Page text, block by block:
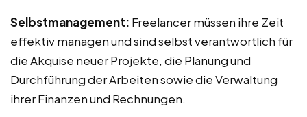
Selbstmanagement: Freelancer müssen ihre Zeit
effektiv managen und sind selbst verantwortlich für
die Akquise neuer Projekte, die Planung und
Durchführung der Arbeiten sowie die Verwaltung
ihrer Finanzen und Rechnungen.